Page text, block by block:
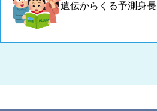
遺伝からくる予測身長